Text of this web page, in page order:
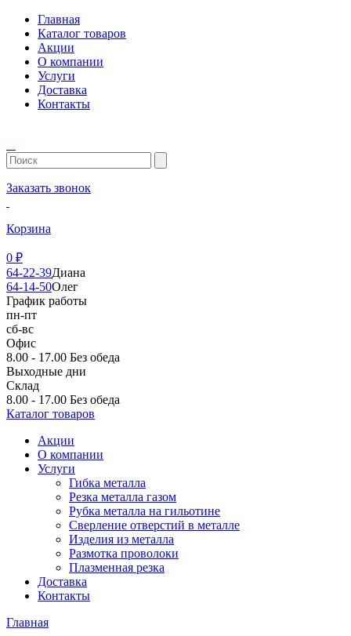
Главная
Каталог товаров
Акции
О компании
Услуги
Доставка
Контакты
Заказать звонок
Корзина
0 ₽
64-22-39Диана
64-14-50Олег
График работы
пн-пт
сб-вс
Офис
8.00 - 17.00 Без обеда
Выходные дни
Склад
8.00 - 17.00 Без обеда
Каталог товаров
Акции
О компании
Услуги
Гибка металла
Резка металла газом
Рубка металла на гильотине
Сверление отверстий в металле
Изделия из металла
Размотка проволоки
Плазменная резка
Доставка
Контакты
Главная